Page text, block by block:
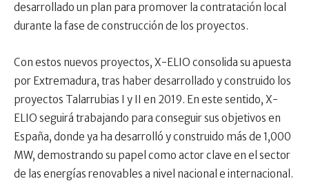
desarrollado un plan para promover la contratación local
durante la fase de construcción de los proyectos.
Con estos nuevos proyectos, X-ELIO consolida su apuesta
por Extremadura, tras haber desarrollado y construido los
proyectos Talarrubias I y II en 2019. En este sentido, X-
ELIO seguirá trabajando para conseguir sus objetivos en
España, donde ya ha desarrolló y construido más de 1,000
MW, demostrando su papel como actor clave en el sector
de las energías renovables a nivel nacional e internacional.